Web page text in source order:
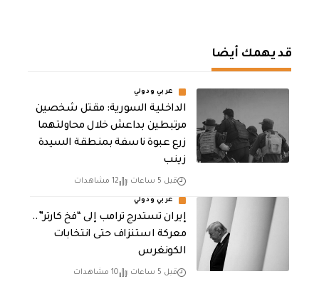
قد يهمك أيضا
عربي ودولي
الداخلية السورية: مقتل شخصين
مرتبطين بداعش خلال محاولتهما
زرع عبوة ناسفة بمنطقة السيدة
زينب
قبل 5 ساعات 12 مشاهدات
عربي ودولي
إيران تستدرج ترامب إلى “فخ كارتر”..
معركة استنزاف حتى انتخابات
الكونغرس
قبل 5 ساعات 10 مشاهدات